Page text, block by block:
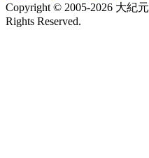
Copyright © 2005-2026 大
Rights Reserved.